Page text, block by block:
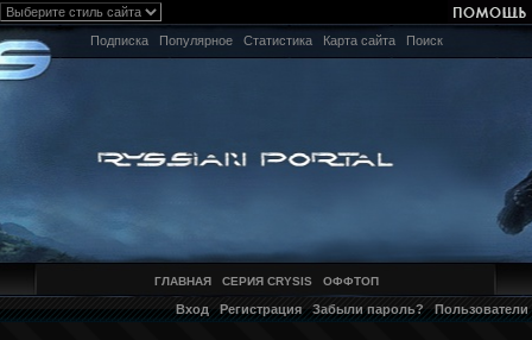
Подписка Популярное Статистика Карта сайта Поиск
ГЛАВНАЯ СЕРИЯ CRYSIS ОФФТОП
Вход Регистрация Забыли пароль? Пользователи